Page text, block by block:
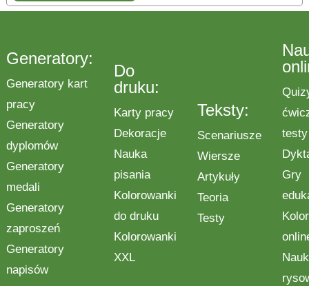
Generatory:
Generatory kart
pracy
Generatory
dyplomów
Generatory
medali
Generatory
zaproszeń
Generatory
napisów
Do
druku:
Karty pracy
Dekoracje
Nauka
pisania
Kolorowanki
do druku
Kolorowanki
XXL
Teksty:
Scenariusze
Wiersze
Artykuły
Teoria
Testy
testy
Gry